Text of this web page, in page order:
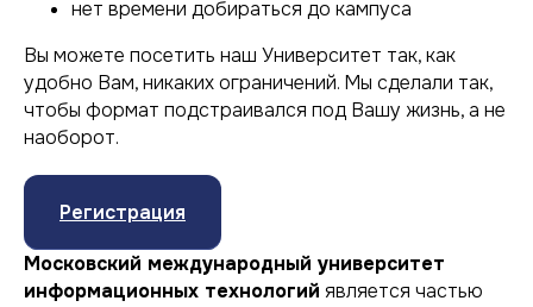
нет времени добираться до кампуса
Вы можете посетить наш Университет так, как
удобно Вам, никаких ограничений. Мы сделали так,
чтобы формат подстраивался под Вашу жизнь, а не
наоборот.
Регистрация
Московский международный университет
информационных технологий является частью